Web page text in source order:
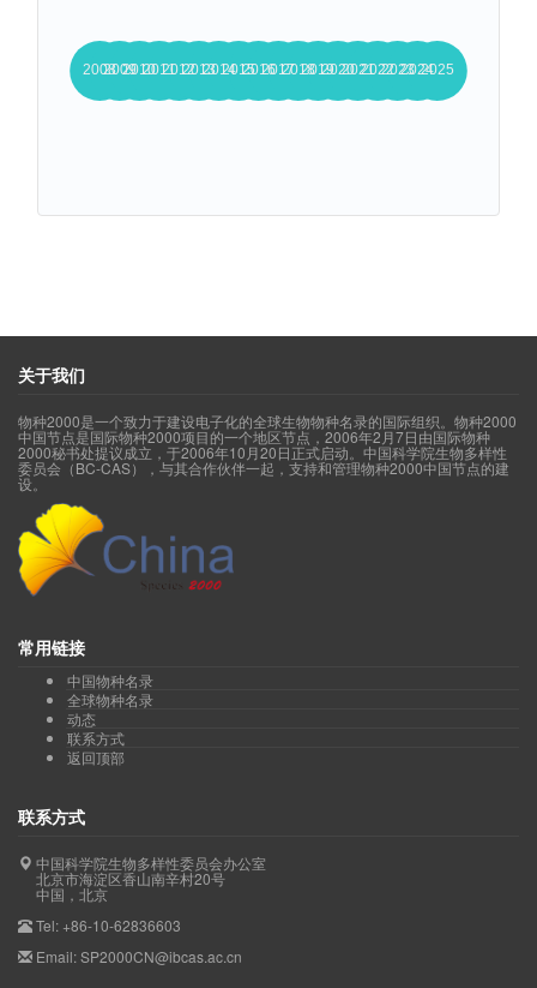
关于我们
物种2000是一个致力于建设电子化的全球生物物种名录的国际组织。物种2000
中国节点是国际物种2000项目的一个地区节点，2006年2月7日由国际物种
2000秘书处提议成立，于2006年10月20日正式启动。中国科学院生物多样性
委员会（BC-CAS），与其合作伙伴一起，支持和管理物种2000中国节点的建
设。
常用链接
中国物种名录
全球物种名录
动态
联系方式
返回顶部
联系方式
中国科学院生物多样性委员会办公室
北京市海淀区香山南辛村20号
中国，北京
Tel: +86-10-62836603
Email: SP2000CN@ibcas.ac.cn